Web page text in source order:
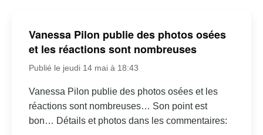
Vanessa Pilon publie des photos osées
et les réactions sont nombreuses
Publié le jeudi 14 mai à 18:43
Vanessa Pilon publie des photos osées et les
réactions sont nombreuses… Son point est
bon… Détails et photos dans les commentaires: